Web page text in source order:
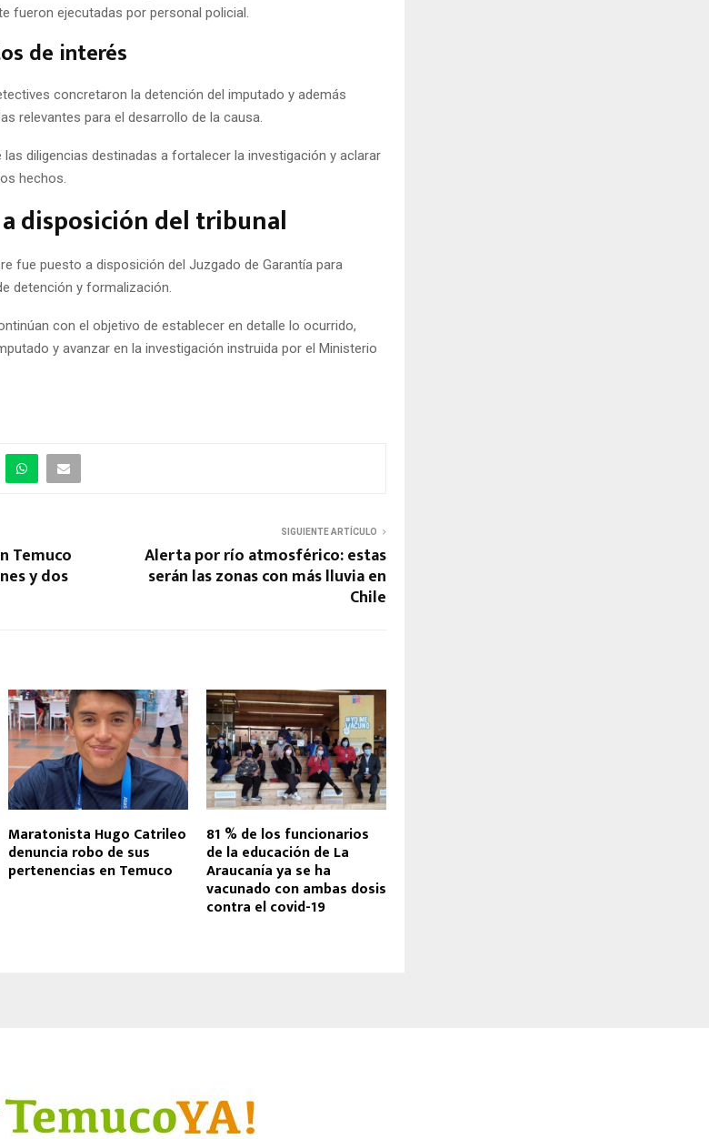
fueron ejecutadas por personal policial.
de interés
concretaron la detención del imputado y además
relevantes para el desarrollo de la causa.
diligencias destinadas a fortalecer la investigación y aclarar
hechos.
disposición del tribunal
fue puesto a disposición del Juzgado de Garantía para
detención y formalización.
con el objetivo de establecer en detalle lo ocurrido,
y avanzar en la investigación instruida por el Ministerio
Temuco
y dos
SIGUIENTE ARTÍCULO
Alerta por río atmosférico: estas
serán las zonas con más lluvia en
Chile
Maratonista Hugo Catrileo
denuncia robo de sus
pertenencias en Temuco
81 % de los funcionarios
de la educación de La
Araucanía ya se ha
vacunado con ambas dosis
contra el covid-19